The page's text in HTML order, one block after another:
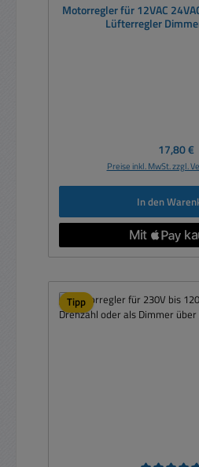
Motorregler für 12VAC
Lüfterregler
17,80 €
Preise inkl. MwSt. zzgl.
In den
Tipp